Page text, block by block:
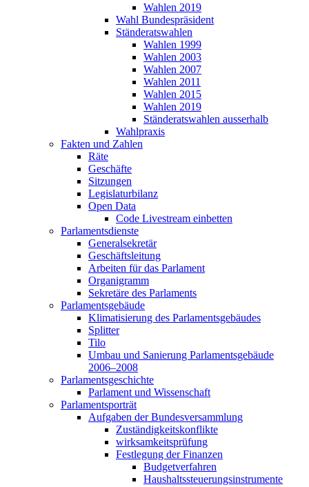
Wahlen 2019
Wahl Bundespräsident
Ständeratswahlen
Wahlen 1999
Wahlen 2003
Wahlen 2007
Wahlen 2011
Wahlen 2015
Wahlen 2019
Ständeratswahlen ausserhalb
Wahlpraxis
Fakten und Zahlen
Räte
Geschäfte
Sitzungen
Legislaturbilanz
Open Data
Code Livestream einbetten
Parlamentsdienste
Generalsekretär
Geschäftsleitung
Arbeiten für das Parlament
Organigramm
Sekretäre des Parlaments
Parlamentsgebäude
Klimatisierung des Parlamentsgebäudes
Splitter
Tilo
Umbau und Sanierung Parlamentsgebäude
2006–2008
Parlamentsgeschichte
Parlament und Wissenschaft
Parlamentsporträt
Aufgaben der Bundesversammlung
Zuständigkeitskonflikte
wirksamkeitsprüfung
Festlegung der Finanzen
Budgetverfahren
Haushaltssteuerungsinstrumente